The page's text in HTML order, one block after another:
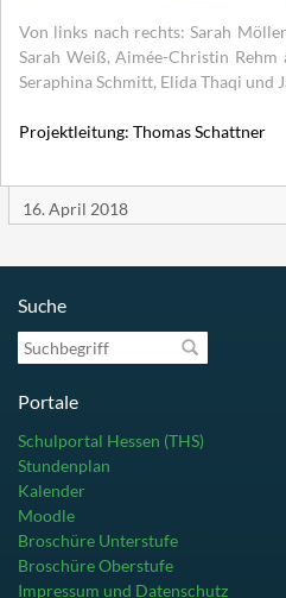
Von links nach rechts: Sarah
Sarah Weiß, Aimée-Christin Rehm
Seraphina Schmitt, Elida Thaqi und
Projektleitung: Thomas Schattner
16. April 2018
Suche
Suchbegriff
Portale
Schulportal Hessen (THS)
Stundenplan
Kalender
Moodle
Broschüre Unterstufe
Broschüre Oberstufe
Impressum und Datenschutz